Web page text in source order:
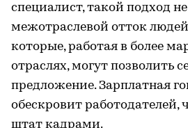
специалист, такой подход
межотраслевой отток
которые, работая в более
отраслях, могут позволить
предложение. Зарплатная
обескровит работодателей,
штат кадрами.